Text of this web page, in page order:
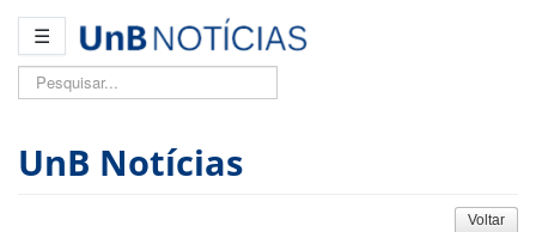
☰
Pesquisar...
UnB Notícias
Voltar